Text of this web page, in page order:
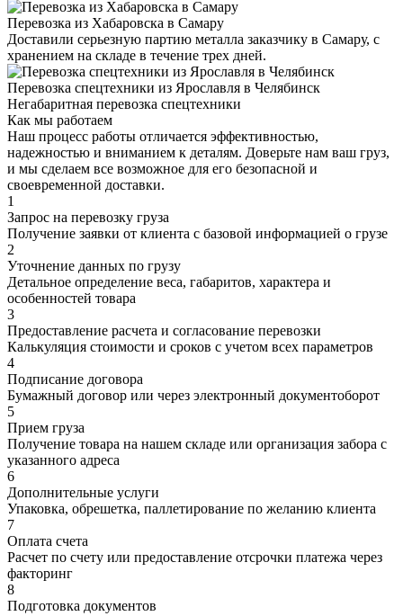
Перевозка из Хабаровска в Самару
Доставили серьезную партию металла заказчику в Самару, с
хранением на складе в течение трех дней.
Перевозка спецтехники из Ярославля в Челябинск
Негабаритная перевозка спецтехники
Как мы работаем
Наш процесс работы отличается эффективностью,
надежностью и вниманием к деталям. Доверьте нам ваш груз,
и мы сделаем все возможное для его безопасной и
своевременной доставки.
1
Запрос на перевозку груза
Получение заявки от клиента с базовой информацией о грузе
2
Уточнение данных по грузу
Детальное определение веса, габаритов, характера и
особенностей товара
3
Предоставление расчета и согласование перевозки
Калькуляция стоимости и сроков с учетом всех параметров
4
Подписание договора
Бумажный договор или через электронный документоборот
5
Прием груза
Получение товара на нашем складе или организация забора с
указанного адреса
6
Дополнительные услуги
Упаковка, обрешетка, паллетирование по желанию клиента
7
Оплата счета
Расчет по счету или предоставление отсрочки платежа через
факторинг
8
Подготовка документов